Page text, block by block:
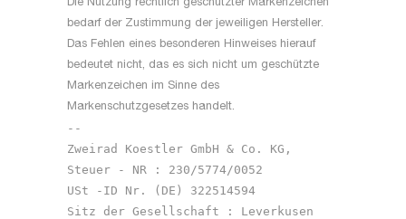
Die Nutzung rechtlich geschützter Markenzeichen
bedarf der Zustimmung der jeweiligen Hersteller.
Das Fehlen eines besonderen Hinweises hierauf
bedeutet nicht, das es sich nicht um geschützte
Markenzeichen im Sinne des
Markenschutzgesetzes handelt.
--
Zweirad Koestler GmbH & Co. KG,
Steuer - NR : 230/5774/0052
USt -ID Nr. (DE) 322514594
Sitz der Gesellschaft : Leverkusen